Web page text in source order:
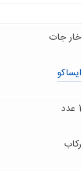
خار جات
ایساکو
1 عدد
رکاب